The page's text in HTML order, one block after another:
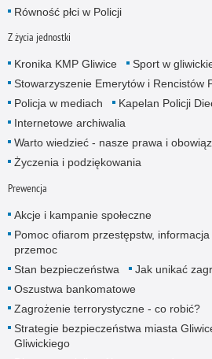
Równość płci w Policji
Z życia jednostki
Kronika KMP Gliwice
Sport w
Stowarzyszenie Emerytów i Rencistów
Policja w mediach
Kapelan Policji
Internetowe archiwalia
Warto wiedzieć - nasze prawa i
Życzenia i podziękowania
Prewencja
Akcje i kampanie społeczne
Pomoc ofiarom przestępstw,
przemoc
Stan bezpieczeństwa
Jak unikać
Oszustwa bankomatowe
Zagrożenie terrorystyczne - co robić?
Strategie bezpieczeństwa miasta
Gliwickiego